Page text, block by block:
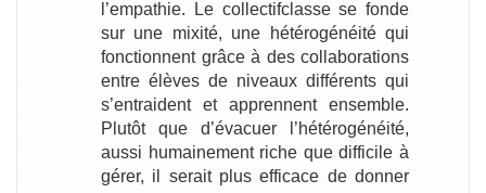
l’empathie. Le collectifclasse se fonde
sur une mixité, une hétérogénéité qui
fonctionnent grâce à des collaborations
entre élèves de niveaux différents qui
s’entraident et apprennent ensemble.
Plutôt que d’évacuer l’hétérogénéité,
aussi humainement riche que difficile à
gérer, il serait plus efficace de donner